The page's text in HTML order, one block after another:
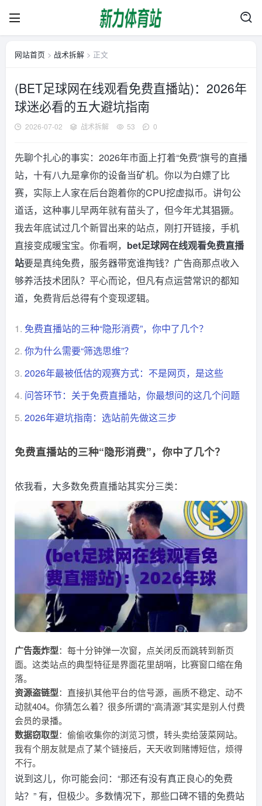
网站首页 > 战术拆解 > 正文
(BET足球网在线观看免费直播站)：2026年
球迷必看的五大避坑指南
2026-07-02 战术拆解 53 0
先聊个扎心的事实：2026年市面上打着“免费”旗号的直播
站，十有八九是拿你的设备当矿机。你以为白嫖了比
赛，实际上人家在后台跑着你的CPU挖虚拟币。讲句公
道话，这种事儿早两年就有苗头了，但今年尤其猖獗。
我去年底试过几个新冒出来的站点，刚打开链接，手机
直接变成暖宝宝。你看啊， bet足球网在线观看免费直播
站要是真纯免费，服务器带宽谁掏钱？广告商那点收入
够养活技术团队？平心而论，但凡有点运营常识的都知
道，免费背后总得有个变现逻辑。
1. 免费直播站的三种“隐形消费”，你中了几个？
2. 你为什么需要“筛选思维”？
3. 2026年最被低估的观赛方式：不是网页，是这些
4. 问答环节：关于免费直播站，你最想问的这几个问题
5. 2026年避坑指南：选站前先做这三步
免费直播站的三种“隐形消费”，你中了几个？
依我看，大多数免费直播站其实分三类：
广告轰炸型：每十分钟弹一次窗，点关闭反而跳转到新页
面。这类站点的典型特征是界面花里胡哨，比赛窗口缩在角
落。
资源盗链型：直接扒其他平台的信号源，画质不稳定、动不
动就404。你猜怎么着？很多所谓的“高清源”其实是别人付费
会员的录播。
数据窃取型：偷偷收集你的浏览习惯，转头卖给菠菜网站。
我有个朋友就是点了某个链接后，天天收到赌博短信，烦得
不行。
说到这儿，你可能会问：“那还有没有真正良心的免费
站？” 有，但极少。多数情况下，那些口碑不错的免费站